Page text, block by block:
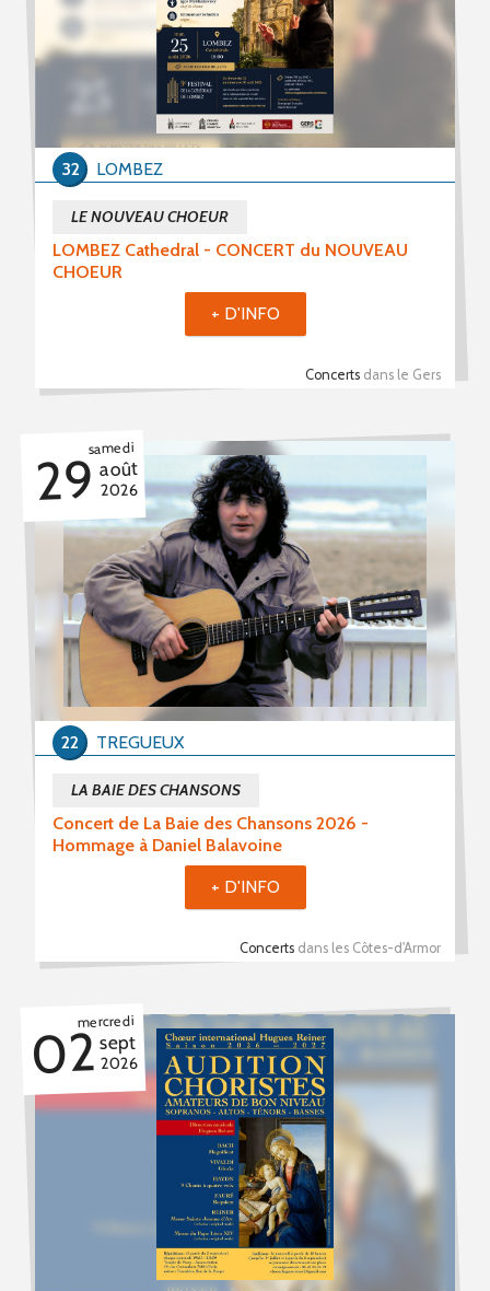
LOMBEZ Cathedral - CONCERT du NOUVEAU
CHOEUR
LE NOUVEAU CHOEUR
Concerts dans le Gers
LOMBEZ
32
+ D'INFO
samedi
29 août
2026
Concert de La Baie des Chansons 2026 -
Hommage à Daniel Balavoine
LA BAIE DES CHANSONS
Concerts dans les Côtes-d'Armor
TREGUEUX
22
+ D'INFO
mercredi
02 sept
2026